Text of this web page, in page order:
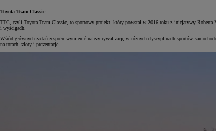
Od 81 900 zł
Yaris Cross
Toyota Team Classic
TTC, czyli Toyota Team Classic, to sportowy projekt, który powstał w 2016 roku z inicjatywy
i wyścigach.
Wśród głównych zadań zespołu wymienić należy rywalizację w różnych dyscyplinach sportów
na torach, zloty i prezentacje.